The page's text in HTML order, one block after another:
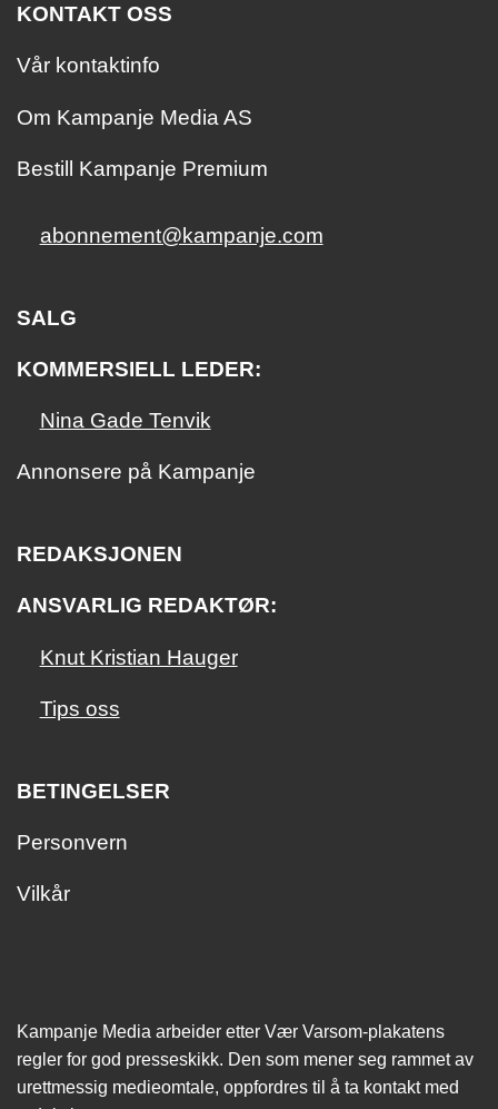
KONTAKT OSS
Vår kontaktinfo
Om Kampanje Media AS
Bestill Kampanje Premium
abonnement@kampanje.com
SALG
KOMMERSIELL LEDER:
Nina Gade Tenvik
Annonsere på Kampanje
REDAKSJONEN
ANSVARLIG REDAKTØR:
Knut Kristian Hauger
Tips oss
BETINGELSER
Personvern
Vilkår
Kampanje Media arbeider etter Vær Varsom-plakatens
regler for god presseskikk. Den som mener seg rammet av
urettmessig medie­omtale, oppfordres til å ta kontakt med